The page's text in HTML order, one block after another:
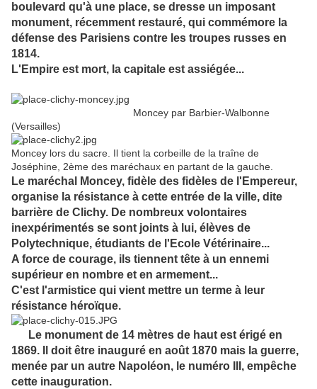
boulevard qu'à une place, se dresse un imposant
monument, récemment restauré, qui commémore la
défense des Parisiens contre les troupes russes en
1814.
L'Empire est mort, la capitale est assiégée...
Moncey par Barbier-Walbonne
(Versailles)
Moncey lors du sacre. Il tient la corbeille de la traîne de
Joséphine, 2ème des maréchaux en partant de la gauche.
Le maréchal Moncey, fidèle des fidèles de l'Empereur,
organise la résistance à cette entrée de la ville, dite
barrière de Clichy. De nombreux volontaires
inexpérimentés se sont joints à lui, élèves de
Polytechnique, étudiants de l'Ecole Vétérinaire...
A force de courage, ils tiennent tête à un ennemi
supérieur en nombre et en armement...
C'est l'armistice qui vient mettre un terme à leur
résistance héroïque.
Le monument de 14 mètres de haut est érigé en
1869. Il doit être inauguré en août 1870 mais la guerre,
menée par un autre Napoléon, le numéro III, empêche
cette inauguration.